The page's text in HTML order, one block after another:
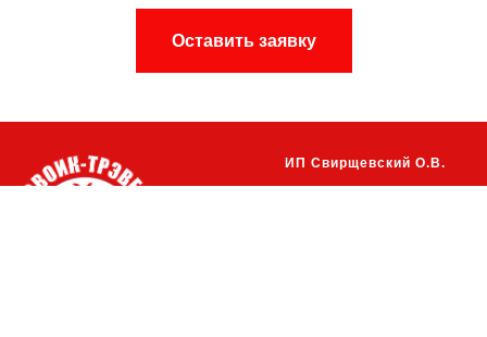
Оставить заявку
ИП Свирщевский О.В.